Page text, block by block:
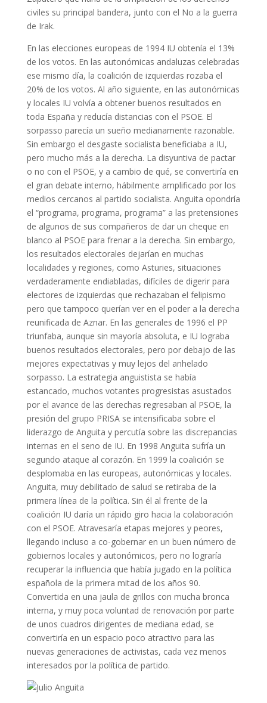
civiles su principal bandera, junto con el No a la guerra
de Irak.
En las elecciones europeas de 1994 IU obtenía el 13%
de los votos. En las autonómicas andaluzas celebradas
ese mismo día, la coalición de izquierdas rozaba el
20% de los votos. Al año siguiente, en las autonómicas
y locales IU volvía a obtener buenos resultados en
toda España y reducía distancias con el PSOE. El
sorpasso parecía un sueño medianamente razonable.
Sin embargo el desgaste socialista beneficiaba a IU,
pero mucho más a la derecha. La disyuntiva de pactar
o no con el PSOE, y a cambio de qué, se convertiría en
el gran debate interno, hábilmente amplificado por los
medios cercanos al partido socialista. Anguita opondría
el “programa, programa, programa” a las pretensiones
de algunos de sus compañeros de dar un cheque en
blanco al PSOE para frenar a la derecha. Sin embargo,
los resultados electorales dejarían en muchas
localidades y regiones, como Asturies, situaciones
verdaderamente endiabladas, difíciles de digerir para
electores de izquierdas que rechazaban el felipismo
pero que tampoco querían ver en el poder a la derecha
reunificada de Aznar. En las generales de 1996 el PP
triunfaba, aunque sin mayoría absoluta, e IU lograba
buenos resultados electorales, pero por debajo de las
mejores expectativas y muy lejos del anhelado
sorpasso. La estrategia anguistista se había
estancado, muchos votantes progresistas asustados
por el avance de las derechas regresaban al PSOE, la
presión del grupo PRISA se intensificaba sobre el
liderazgo de Anguita y percutía sobre las discrepancias
internas en el seno de IU. En 1998 Anguita sufría un
segundo ataque al corazón. En 1999 la coalición se
desplomaba en las europeas, autonómicas y locales.
Anguita, muy debilitado de salud se retiraba de la
primera línea de la política. Sin él al frente de la
coalición IU daría un rápido giro hacia la colaboración
con el PSOE. Atravesaría etapas mejores y peores,
llegando incluso a co-gobernar en un buen número de
gobiernos locales y autonómicos, pero no lograría
recuperar la influencia que había jugado en la política
española de la primera mitad de los años 90.
Convertida en una jaula de grillos con mucha bronca
interna, y muy poca voluntad de renovación por parte
de unos cuadros dirigentes de mediana edad, se
convertiría en un espacio poco atractivo para las
nuevas generaciones de activistas, cada vez menos
interesados por la política de partido.